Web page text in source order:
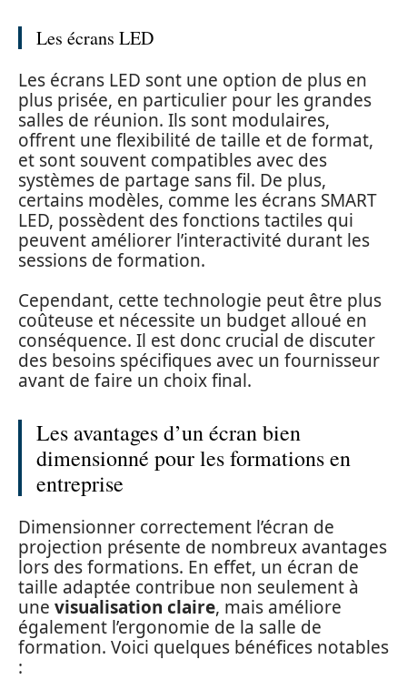
Les écrans LED
Les écrans LED sont une option de plus en
plus prisée, en particulier pour les grandes
salles de réunion. Ils sont modulaires,
offrent une flexibilité de taille et de format,
et sont souvent compatibles avec des
systèmes de partage sans fil. De plus,
certains modèles, comme les écrans SMART
LED, possèdent des fonctions tactiles qui
peuvent améliorer l’interactivité durant les
sessions de formation.
Cependant, cette technologie peut être plus
coûteuse et nécessite un budget alloué en
conséquence. Il est donc crucial de discuter
des besoins spécifiques avec un fournisseur
avant de faire un choix final.
Les avantages d’un écran bien
dimensionné pour les formations en
entreprise
Dimensionner correctement l’écran de
projection présente de nombreux avantages
lors des formations. En effet, un écran de
taille adaptée contribue non seulement à
une visualisation claire, mais améliore
également l’ergonomie de la salle de
formation. Voici quelques bénéfices notables
: